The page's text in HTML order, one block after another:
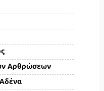
Αρθρώσεων